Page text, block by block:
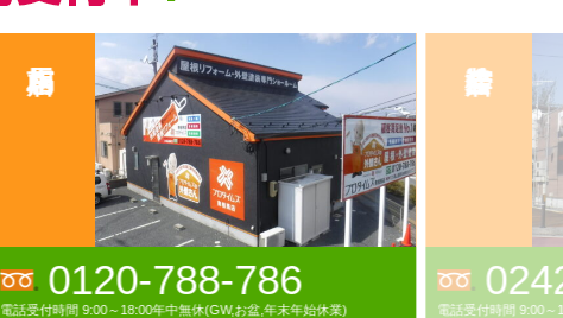
0120-788-786
電話受付時間 9:00～18:00年中無休(GW,お盆,年末年始休業) 電話受付時間 9:00～